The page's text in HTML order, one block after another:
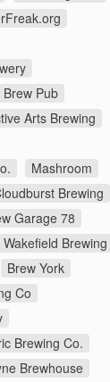
Pub
Arts Brewing
Mashroom
Brewing
Garage 78
Wakefield Brewing
Brew York
Co
Brewing Co.
Brewhouse